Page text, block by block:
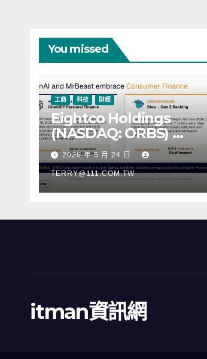
You missed
工商 科技 財經
Eightco Holdings
(NASDAQ: ORBS) 公
佈總持倉約 3.37 億美
元，涵蓋 OpenAI、
Beast Industries、超
過 11,000 枚以太幣
WLD 代幣
2026 年 5 月 24 日
TERRY@111.COM.TW
itman資訊網